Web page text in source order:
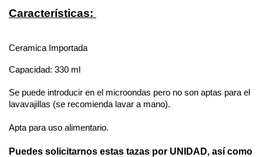
Características:
Ceramica Importada
Capacidad: 330 ml
Se puede introducir en el microondas pero no son aptas para el
lavavajillas (se recomienda lavar a mano).
Apta para uso alimentario.
Puedes solicitarnos estas tazas por UNIDAD, así como